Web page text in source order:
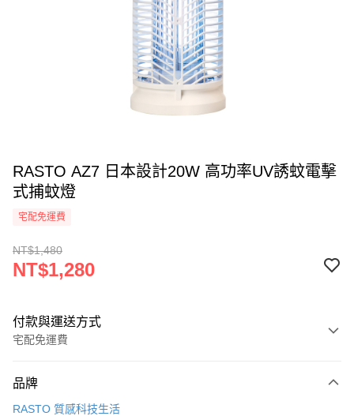
RASTO AZ7 日本設計20W 高功率UV誘蚊電擊
式捕蚊燈
宅配免運費
NT$1,480
NT$1,280
付款與運送方式
宅配免運費
信用卡一次付款
品牌
RASTO 質感科技生活